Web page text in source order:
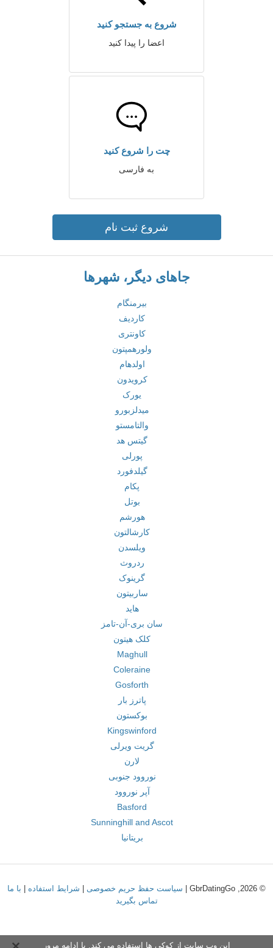
شروع به جستجو کنید
اعضا را پیدا کنید
چت را شروع کنید
به فارسی
شروع ثبت نام
جاهای دیگر، شهرها
بیرمنگام
کاردیف
کاونتری
ولورهمپتون
اولدهام
کرویدون
یورک
میدلزبورو
والتامستو
گیتس هد
پورلی
گیلدفورد
پکام
بوتل
هورشم
کارشالتون
ویلسدن
ردروث
گرینوک
ساربیتون
هاید
سان بری-آن-تامز
کلک هیتون
Maghull
Coleraine
Gosforth
پاترز بار
بوکستون
Kingswinford
گریت ویرلی
لارن
نوروود جنوبی
آپر نوروود
Basford
Sunninghill and Ascot
بریتانیا
© 2026, GbrDatingGo | سیاست حفظ حریم خصوصی شرایط استفاده
با ما
تماس بگیرید
این وب سایت از کوکی ها استفاده می کند. با ادامه مرور